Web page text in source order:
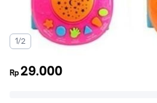
1/2
Rp 29.000